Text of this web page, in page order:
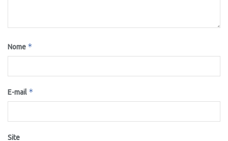
Nome *
E-mail *
Site